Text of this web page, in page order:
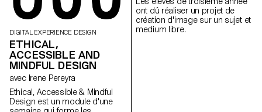
par le designer français Ronan
Bouroullec, l'ECAL, la Villa
Médicis et Mutina.
DIGITAL EXPERIENCE DESIGN
ETHICAL,
ACCESSIBLE AND
MINDFUL DESIGN
avec Irene Pereyra
Ethical, Accessible & Mindful
Design est un module d'une
ont dû réaliser un projet de
création d'image sur un sujet et
medium libre.